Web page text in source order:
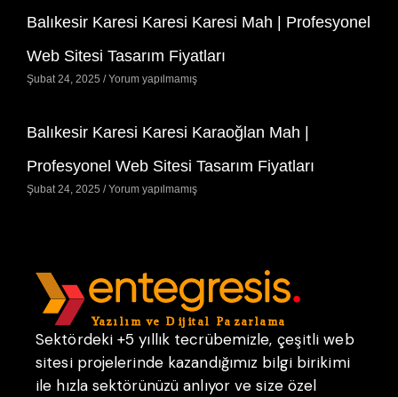
Balıkesir Karesi Karesi Karesi Mah | Profesyonel
Web Sitesi Tasarım Fiyatları
Şubat 24, 2025 Yorum yapılmamış
Balıkesir Karesi Karesi Karaoğlan Mah |
Profesyonel Web Sitesi Tasarım Fiyatları
Şubat 24, 2025 Yorum yapılmamış
Sektördeki +5 yıllık tecrübemizle, çeşitli web
sitesi projelerinde kazandığımız bilgi birikimi
ile hızla sektörünüzü anlıyor ve size özel